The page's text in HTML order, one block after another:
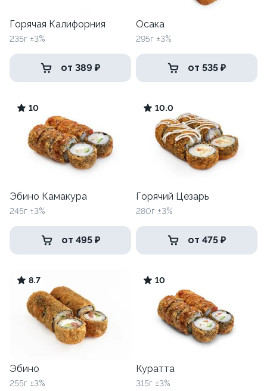
Горячая Калифорния
235г ±3%
от 389 ₽
Осака
295г ±3%
от 535 ₽
10
Эбино Камакура
245г ±3%
от 495 ₽
10.0
Горячий Цезарь
280г ±3%
от 475 ₽
8.7
Эбино
255г ±3%
10
Куратта
315г ±3%